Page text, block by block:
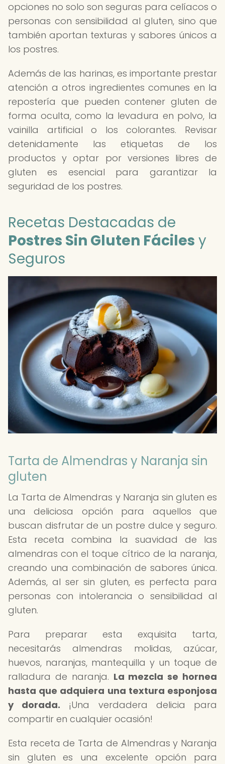
opciones no solo son seguras para celíacos o
personas con sensibilidad al gluten, sino que
también aportan texturas y sabores únicos a
los postres.
Además de las harinas, es importante prestar
atención a otros ingredientes comunes en la
repostería que pueden contener gluten de
forma oculta, como la levadura en polvo, la
vainilla artificial o los colorantes. Revisar
detenidamente las etiquetas de los
productos y optar por versiones libres de
gluten es esencial para garantizar la
seguridad de los postres.
Recetas Destacadas de
Postres Sin Gluten Fáciles y
Seguros
Tarta de Almendras y Naranja sin
gluten
La Tarta de Almendras y Naranja sin gluten es
una deliciosa opción para aquellos que
buscan disfrutar de un postre dulce y seguro.
Esta receta combina la suavidad de las
almendras con el toque cítrico de la naranja,
creando una combinación de sabores única.
Además, al ser sin gluten, es perfecta para
personas con intolerancia o sensibilidad al
gluten.
Para preparar esta exquisita tarta,
necesitarás almendras molidas, azúcar,
huevos, naranjas, mantequilla y un toque de
ralladura de naranja. La mezcla se hornea
hasta que adquiera una textura esponjosa
y dorada. ¡Una verdadera delicia para
compartir en cualquier ocasión!
Esta receta de Tarta de Almendras y Naranja
sin gluten es una excelente opción para